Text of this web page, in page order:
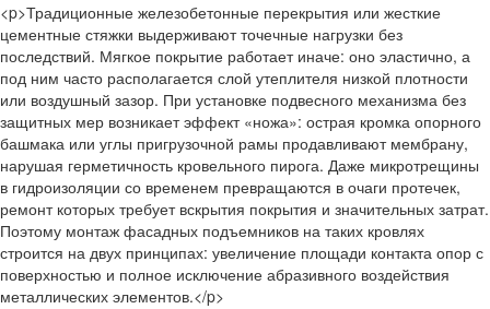
<p>Традиционные железобетонные перекрытия или жесткие
цементные стяжки выдерживают точечные нагрузки без
последствий. Мягкое покрытие работает иначе: оно эластично, а
под ним часто располагается слой утеплителя низкой плотности
или воздушный зазор. При установке подвесного механизма без
защитных мер возникает эффект «ножа»: острая кромка опорного
башмака или углы пригрузочной рамы продавливают мембрану,
нарушая герметичность кровельного пирога. Даже микротрещины
в гидроизоляции со временем превращаются в очаги протечек,
ремонт которых требует вскрытия покрытия и значительных затрат.
Поэтому монтаж фасадных подъемников на таких кровлях
строится на двух принципах: увеличение площади контакта опор с
поверхностью и полное исключение абразивного воздействия
металлических элементов.</p>